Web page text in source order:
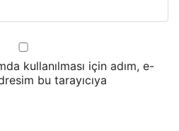
kullanılması için adım, e-
bu tarayıcıya